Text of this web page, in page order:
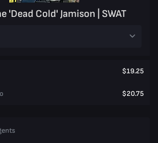
'Dead Cold' Jamison | SWAT
$19.25
$20.75